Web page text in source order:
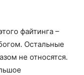
файтинга –
Остальные
не относятся.